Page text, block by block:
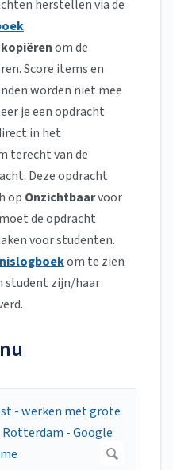
herstellen via de
.
om de
Score items en
worden niet mee
je een opdracht
in het
terecht van de
Deze opdracht
op Onzichtbaarvoor
de opdracht
voor studenten.
om te zien
student zijn/haar